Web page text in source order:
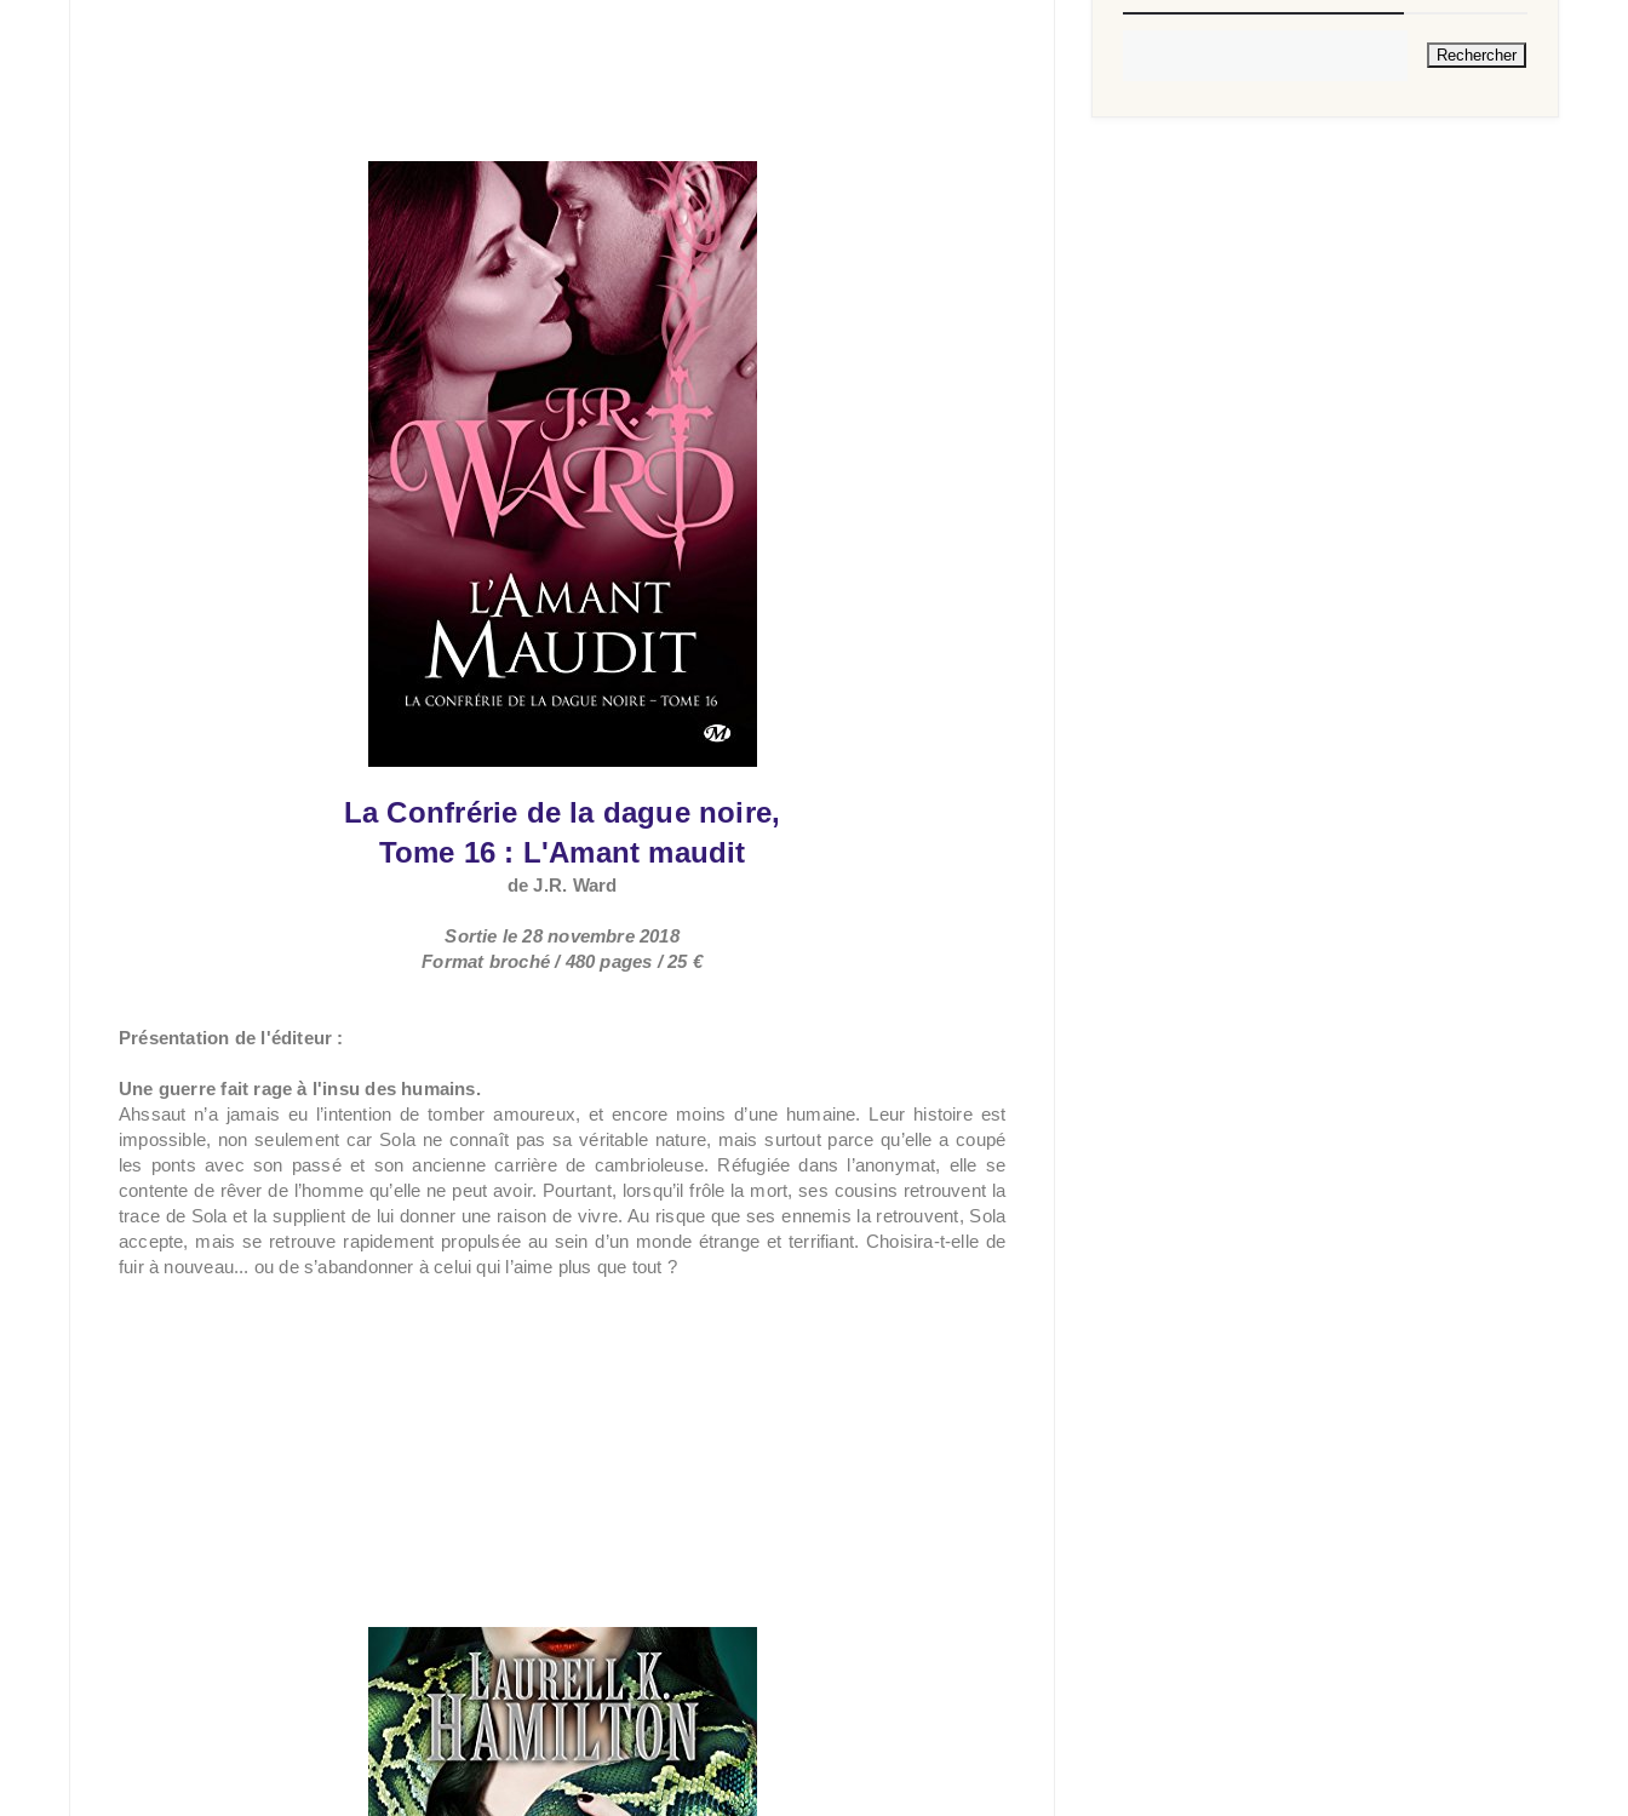
La Confrérie de la dague noire,
Tome 16 : L'Amant maudit
de J.R. Ward
Sortie le 28 novembre 2018
Format broché / 480 pages / 25 €
Présentation de l'éditeur :
Une guerre fait rage à l'insu des humains.
Ahssaut n’a jamais eu l’intention de tomber amoureux, et encore moins d’une humaine. Leur histoire est
impossible, non seulement car Sola ne connaît pas sa véritable nature, mais surtout parce qu’elle a coupé
les ponts avec son passé et son ancienne carrière de cambrioleuse. Réfugiée dans l’anonymat, elle se
contente de rêver de l’homme qu’elle ne peut avoir. Pourtant, lorsqu’il frôle la mort, ses cousins retrouvent la
trace de Sola et la supplient de lui donner une raison de vivre. Au risque que ses ennemis la retrouvent, Sola
accepte, mais se retrouve rapidement propulsée au sein d’un monde étrange et terrifiant. Choisira-t-elle de
fuir à nouveau... ou de s’abandonner à celui qui l’aime plus que tout ?